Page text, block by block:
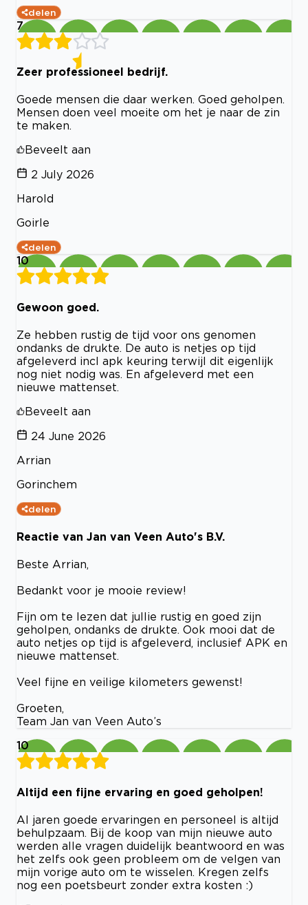
delen
7
Zeer professioneel bedrijf.
Goede mensen die daar werken. Goed geholpen.
Mensen doen veel moeite om het je naar de zin
te maken.
Beveelt aan
2 July 2026
Harold
Goirle
delen
10
Gewoon goed.
Ze hebben rustig de tijd voor ons genomen
ondanks de drukte. De auto is netjes op tijd
afgeleverd incl apk keuring terwijl dit eigenlijk
nog niet nodig was. En afgeleverd met een
nieuwe mattenset.
Beveelt aan
24 June 2026
Arrian
Gorinchem
delen
Reactie van Jan van Veen Auto's B.V.
Beste Arrian,
Bedankt voor je mooie review!
Fijn om te lezen dat jullie rustig en goed zijn
geholpen, ondanks de drukte. Ook mooi dat de
auto netjes op tijd is afgeleverd, inclusief APK en
nieuwe mattenset.
Veel fijne en veilige kilometers gewenst!
Groeten,
Team Jan van Veen Auto’s
10
Altijd een fijne ervaring en goed geholpen!
Al jaren goede ervaringen en personeel is altijd
behulpzaam. Bij de koop van mijn nieuwe auto
werden alle vragen duidelijk beantwoord en was
het zelfs ook geen probleem om de velgen van
mijn vorige auto om te wisselen. Kregen zelfs
nog een poetsbeurt zonder extra kosten :)